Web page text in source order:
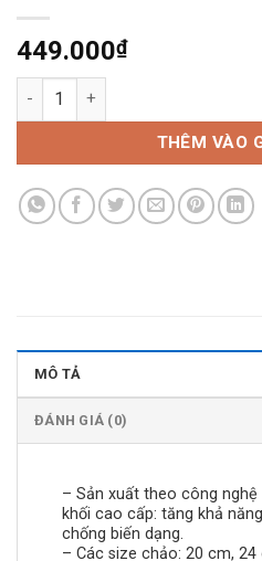
449.000₫
Chảo Sâu Ecoramic ECWKIH-
THÊM VÀO
MÔ TẢ
ĐÁNH GIÁ (0)
– Sản xuất theo công
khối cao cấp: tăng khả
chống biến dạng.
– Các size chảo: 20 cm,